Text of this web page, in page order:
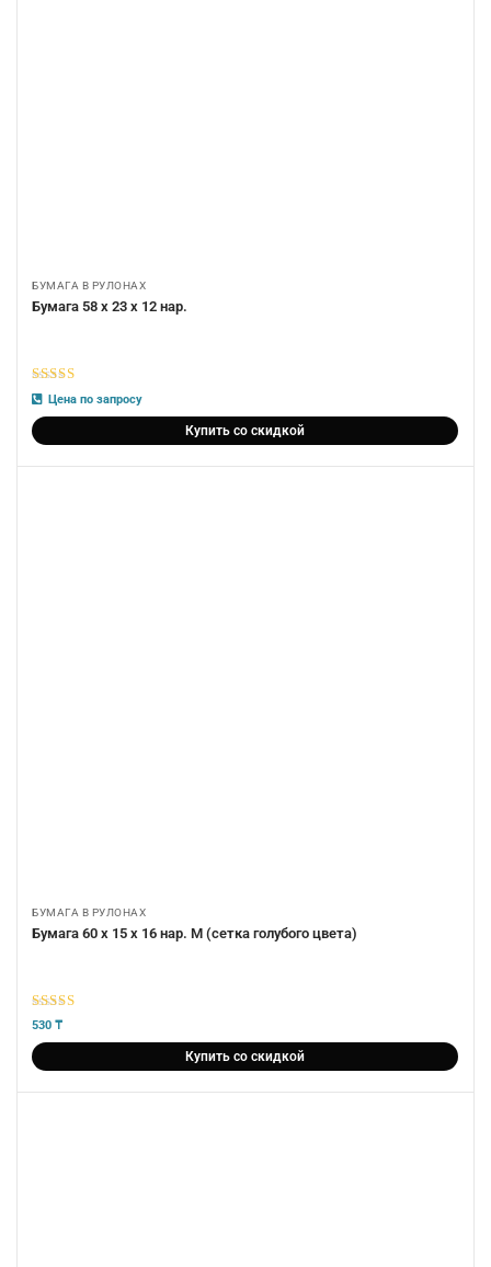
БУМАГА В РУЛОНАХ
Бумага 58 х 23 х 12 нар.
5из 5
Цена по запросу
Купить со скидкой
БУМАГА В РУЛОНАХ
Бумага 60 х 15 х 16 нар. М (сетка голубого цвета)
5из 5
530 ₸
Купить со скидкой